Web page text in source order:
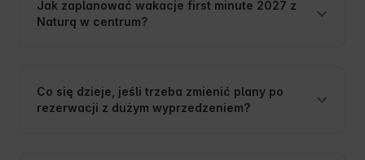
Jak zaplanować wakacje first minute 2027 z
Naturą w centrum?
Co się dzieje, jeśli trzeba zmienić plany po
rezerwacji z dużym wyprzedzeniem?